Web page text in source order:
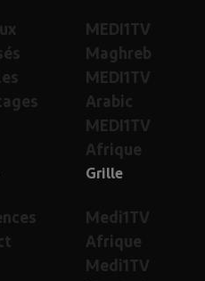
MEDI1TV
Maghreb
MEDI1TV
Arabic
MEDI1TV
Afrique
Grille
Medi1TV
Afrique
Medi1TV